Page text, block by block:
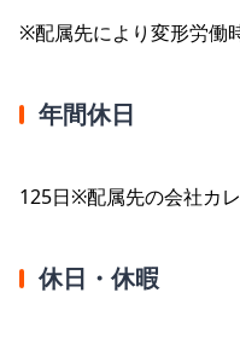
※配属先により変形労働
年間休日
125日※配属先の会社カ
休日・休暇